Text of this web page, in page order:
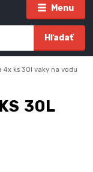
Menu
Hľadať
4x ks 30l vaky na vodu
30L